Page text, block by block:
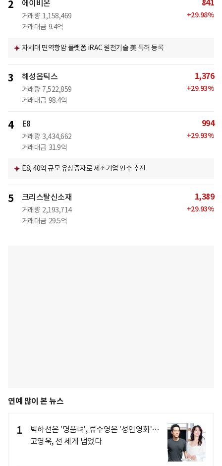
2 에이비온
거래량 1,158,469
거래대금 9.4억
841
+29.98%
차세대 면역항암 플랫폼 iRAC 원천기술 美 특허 등록
3 해성옵틱스
거래량 7,522,859
거래대금 98.4억
1,376
+29.93%
4 E8
거래량 3,434,662
거래대금 31.9억
994
+29.93%
E8, 40억 규모 유상증자로 제조기업 인수 추진
5 크리스탈신소재
거래량 2,193,714
거래대금 29.5억
1,389
+29.93%
연예 많이 본 뉴스
1
박하선은 '명품녀', 류수영은 '성인영화'…
고영욱, 선 세게 넘었다